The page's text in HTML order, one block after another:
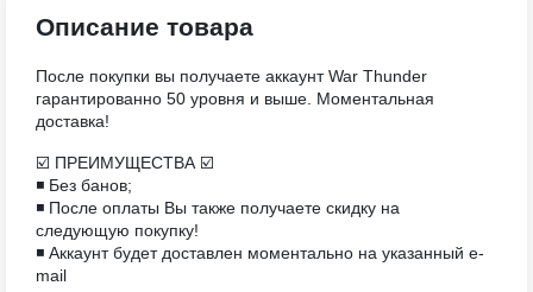
Описание товара
После покупки вы получаете аккаунт War Thunder
гарантированно 50 уровня и выше. Моментальная
доставка!
☑️ ПРЕИМУЩЕСТВА ☑️
◾️ Без банов;
◾️ После оплаты Вы также получаете скидку на
следующую покупку!
◾️ Аккаунт будет доставлен моментально на указанный e-
mail